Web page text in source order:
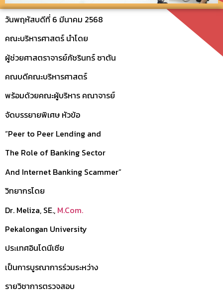
วันพฤหัสบดีที่ 6 มีนาคม 2568
คณะบริหารศาสตร์ นำโดย
ผู้ช่วยศาสตราจารย์ภัชรินทร์ ซาตัน
คณบดีคณะบริหารศาสตร์
พร้อมด้วยคณะผู้บริหาร คณาจารย์
จัดบรรยายพิเศษ หัวข้อ
“Peer to Peer Lending and
The Role of Banking Sector
And Internet Banking Scammer”
วิทยากรโดย
Dr. Meliza, SE., M.Com.
Pekalongan University
ประเทศอินโดนีเซีย
เป็นการบูรณาการร่วมระหว่าง
รายวิชาการตรวจสอบ